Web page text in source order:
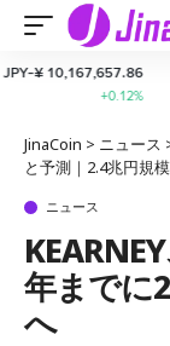
Ethereum
ETH
JinaCoin > ニュース
と予測｜2.4兆円規
ニュース
年までに
へ